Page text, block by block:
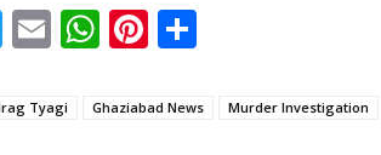
T
w
itt
E
m
ai
W
h
a
Pi
nt
er ar
Tyagi Ghaziabad News Murder Investigation